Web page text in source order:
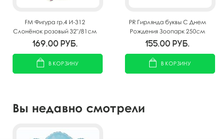
FM Фигура гр.4 И-312
Слонёнок розовый 32"/81см
169.00 руб.
В КОРЗИНУ
PR Гирлянда буквы С Днем
Рождения Зоопарк 250см
155.00 руб.
В КОРЗИНУ
Вы недавно смотрели